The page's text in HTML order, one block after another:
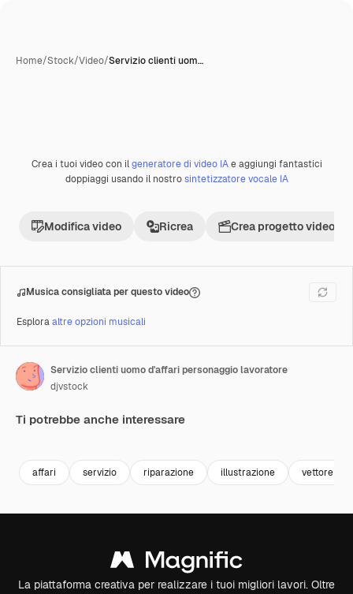
Home/Stock/Video/Servizio clienti uom…
Premium
Crea i tuoi video con ilgeneratore di video IAe aggiungi fantastici
doppiaggi usando il nostrosintetizzatore vocale IA
Modifica video Ricrea Crea progetto video
Musica consigliata per questo video
Esploraaltre opzioni musicali
Servizio clienti uomo d'affari personaggio lavoratore
djvstock
Ti potrebbe anche interessare
affari servizio riparazione illustrazione vettore
La piattaforma creativa per realizzare i tuoi migliori lavori. Oltre